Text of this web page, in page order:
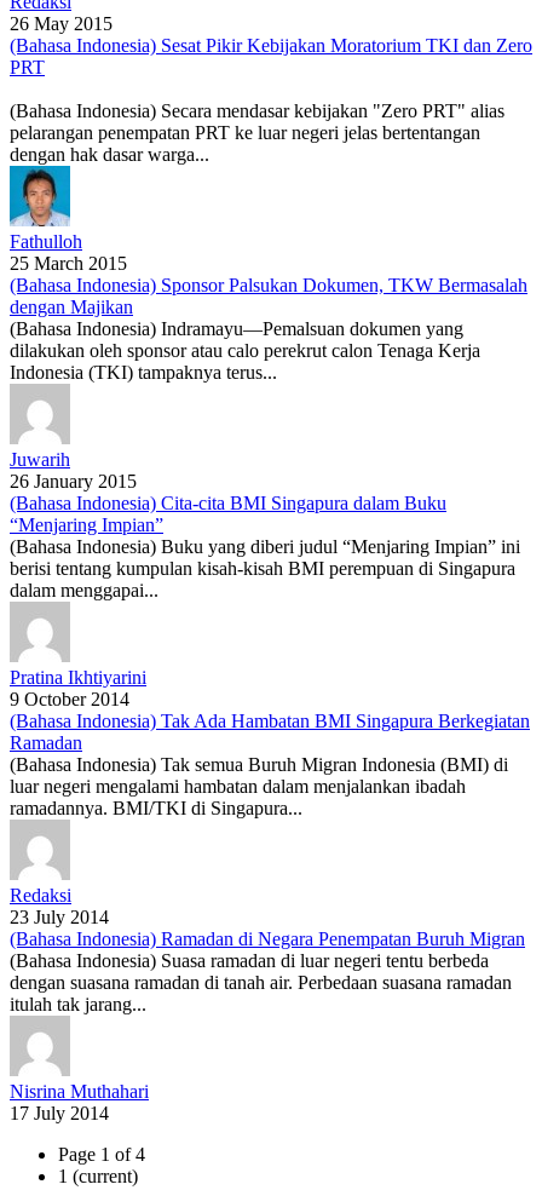
26 May 2015
(Bahasa Indonesia) Sesat Pikir Kebijakan Moratorium TKI dan Zero
PRT
(Bahasa Indonesia) Secara mendasar kebijakan "Zero PRT" alias
pelarangan penempatan PRT ke luar negeri jelas bertentangan
dengan hak dasar warga...
Fathulloh
25 March 2015
(Bahasa Indonesia) Sponsor Palsukan Dokumen, TKW Bermasalah
dengan Majikan
(Bahasa Indonesia) Indramayu—Pemalsuan dokumen yang
dilakukan oleh sponsor atau calo perekrut calon Tenaga Kerja
Indonesia (TKI) tampaknya terus...
Juwarih
26 January 2015
(Bahasa Indonesia) Cita-cita BMI Singapura dalam Buku
“Menjaring Impian”
(Bahasa Indonesia) Buku yang diberi judul “Menjaring Impian” ini
berisi tentang kumpulan kisah-kisah BMI perempuan di Singapura
dalam menggapai...
Pratina Ikhtiyarini
9 October 2014
(Bahasa Indonesia) Tak Ada Hambatan BMI Singapura Berkegiatan
Ramadan
(Bahasa Indonesia) Tak semua Buruh Migran Indonesia (BMI) di
luar negeri mengalami hambatan dalam menjalankan ibadah
ramadannya. BMI/TKI di Singapura...
Redaksi
23 July 2014
(Bahasa Indonesia) Ramadan di Negara Penempatan Buruh Migran
(Bahasa Indonesia) Suasa ramadan di luar negeri tentu berbeda
dengan suasana ramadan di tanah air. Perbedaan suasana ramadan
itulah tak jarang...
Nisrina Muthahari
17 July 2014
Page 1 of 4
1 (current)